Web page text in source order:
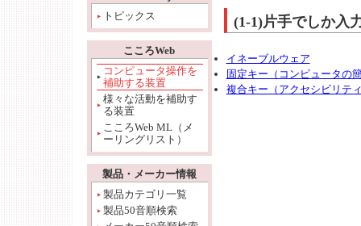
トピックス
こころWeb
コンピュータ操作を
補助する装置
様々な活動を補助す
る装置
こころWeb ML（メ
ーリングリスト）
製品・メーカー情報
製品カテゴリ一覧
製品50音順検索
(1-1)片手でしか入
イネーブルウェア
固定キー（コンピュータの
複合キー（アクセシビリテ